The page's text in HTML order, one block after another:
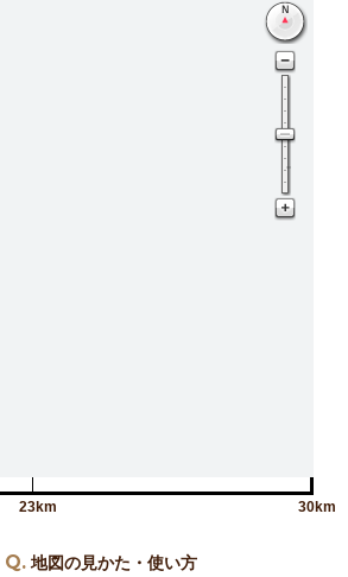
23km 30km
Q 地図の見かた・使い方